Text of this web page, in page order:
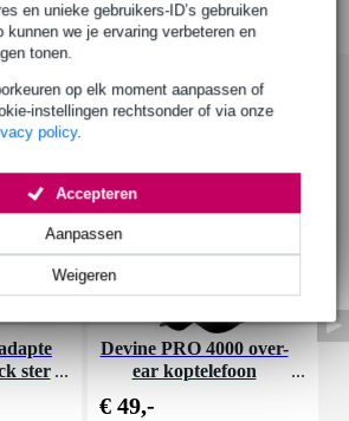
en unieke gebruikers-ID’s gebruiken
kunnen we je ervaring verbeteren en
tonen.
op elk moment aanpassen of
instellingen rechtsonder of via onze
policy.
Weigeren
Aanpassen
Accepteren
ster
Devine PRO 4000 over-
ear koptelefoon
€ 49,-